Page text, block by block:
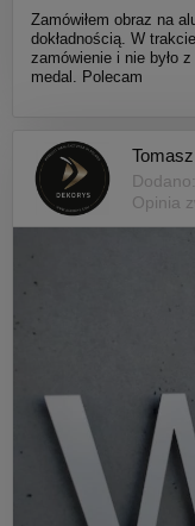
Zamówiłem obraz na
dokładnością. W
zamówienie i nie było
medal. Polecam
Tomasz
Opinia